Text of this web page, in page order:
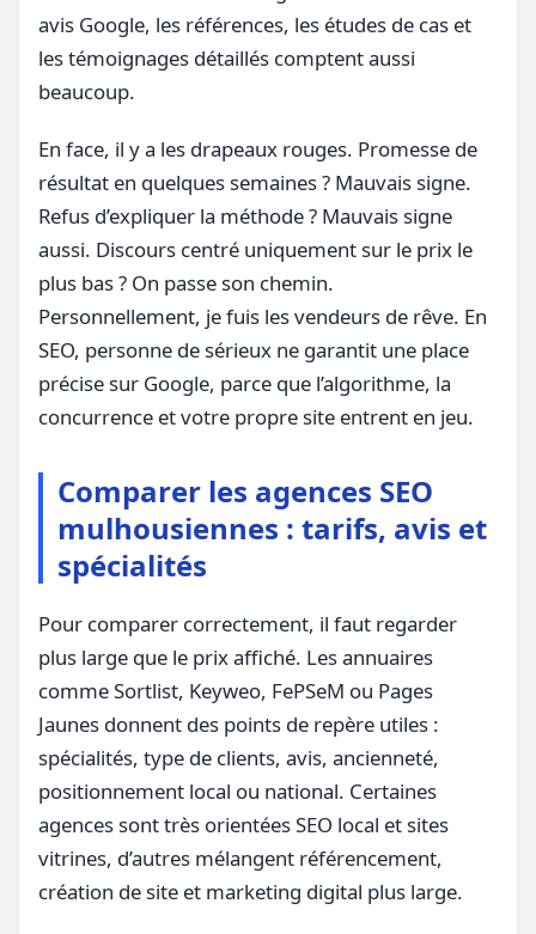
avis Google, les références, les études de cas et
les témoignages détaillés comptent aussi
beaucoup.
En face, il y a les drapeaux rouges. Promesse de
résultat en quelques semaines ? Mauvais signe.
Refus d’expliquer la méthode ? Mauvais signe
aussi. Discours centré uniquement sur le prix le
plus bas ? On passe son chemin.
Personnellement, je fuis les vendeurs de rêve. En
SEO, personne de sérieux ne garantit une place
précise sur Google, parce que l’algorithme, la
concurrence et votre propre site entrent en jeu.
Comparer les agences SEO
mulhousiennes : tarifs, avis et
spécialités
Pour comparer correctement, il faut regarder
plus large que le prix affiché. Les annuaires
comme Sortlist, Keyweo, FePSeM ou Pages
Jaunes donnent des points de repère utiles :
spécialités, type de clients, avis, ancienneté,
positionnement local ou national. Certaines
agences sont très orientées SEO local et sites
vitrines, d’autres mélangent référencement,
création de site et marketing digital plus large.